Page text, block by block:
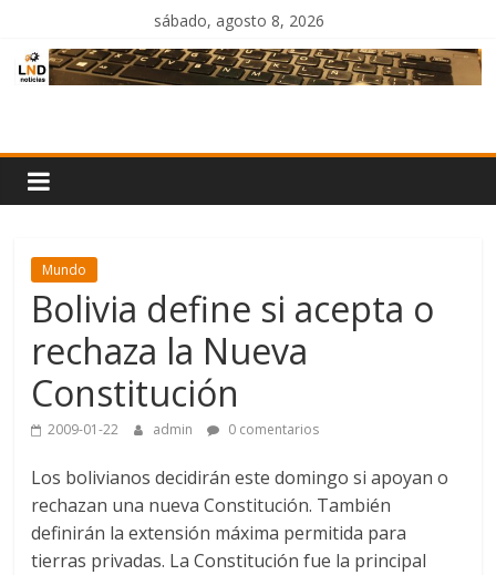
contenido
sábado, agosto 8, 2026
Noticias
Mundo
Bolivia define si acepta o
rechaza la Nueva
Constitución
2009-01-22 admin 0 comentarios
Los bolivianos decidirán este domingo si apoyan o
rechazan una nueva Constitución. También
definirán la extensión máxima permitida para
tierras privadas. La Constitución fue la principal